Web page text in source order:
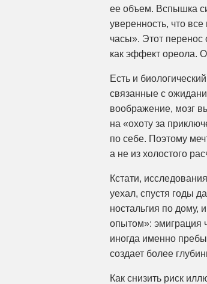
ее объем. Вспышка
уверенность, что
часы». Этот перенос
как эффект ореола.
Есть и
связанные с
воображение, мозг
на «охоту за
по себе. Поэтому
а не из холостого
Кстати,
уехал, спустя годы
ностальгия по дому,
опытом»: эмиграция
иногда именно
создает более
Как снизить риск